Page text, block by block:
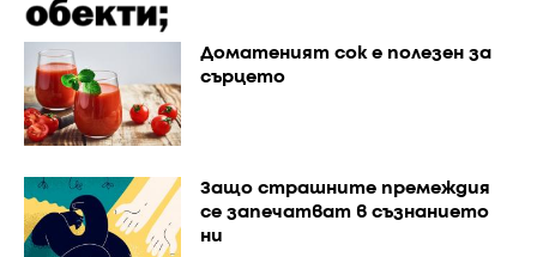
Доматеният сок е полезен за
сърцето
Защо страшните премеждия
се запечатват в съзнанието
ни